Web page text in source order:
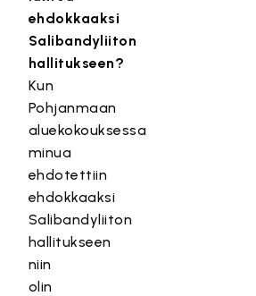
ehdokkaaksi
Salibandyliiton
hallitukseen?
Kun
Pohjanmaan
aluekokouksessa
minua
ehdotettiin
ehdokkaaksi
Salibandyliiton
hallitukseen
niin
olin